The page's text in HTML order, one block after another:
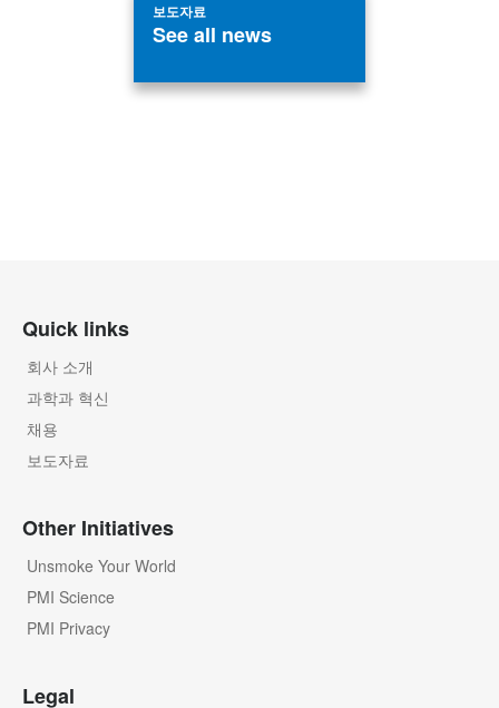
보도자료
See all news
Quick links
회사 소개
과학과 혁신
채용
보도자료
Other Initiatives
Unsmoke Your World
PMI Science
PMI Privacy
Legal